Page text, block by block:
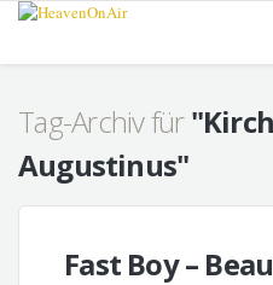
Tag-Archiv für
Augustinus"
Fast Boy –